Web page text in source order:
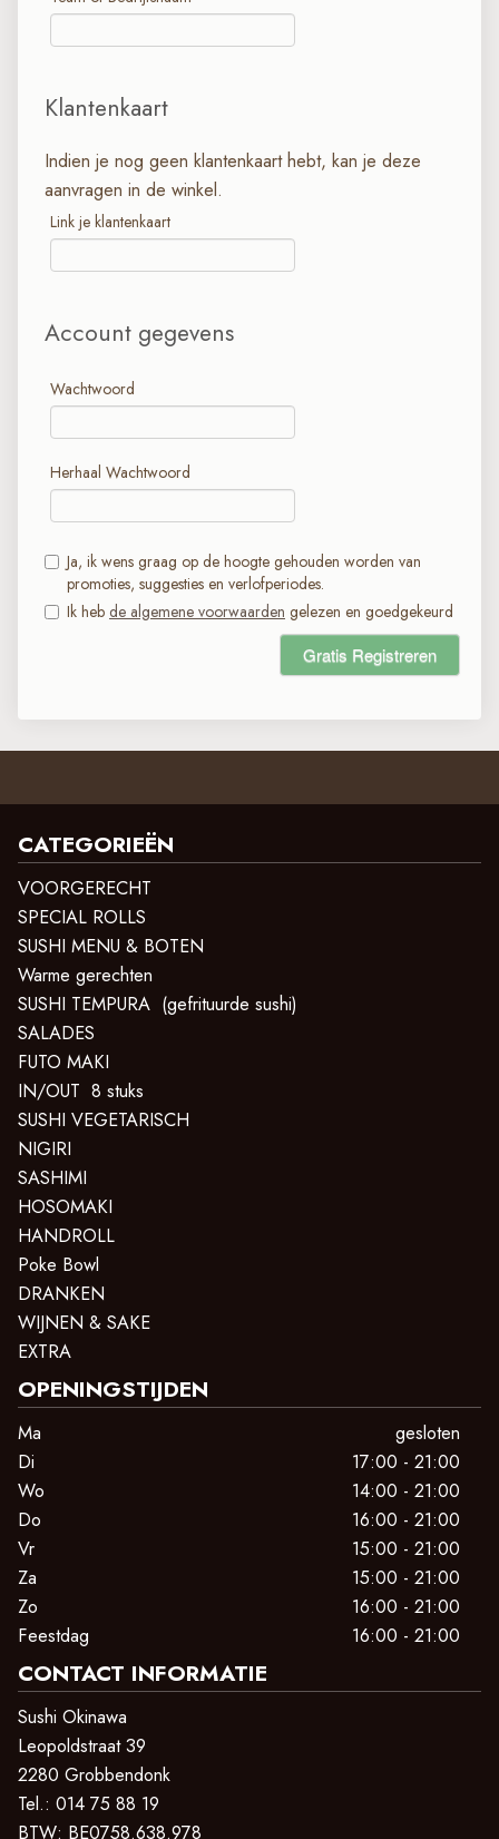
Klantenkaart
Indien je nog geen klantenkaart hebt, kan je deze
aanvragen in de winkel.
Link je klantenkaart
Account gegevens
Wachtwoord
Herhaal Wachtwoord
Ja, ik wens graag op de hoogte gehouden worden van
promoties, suggesties en verlofperiodes.
Ik heb de algemene voorwaarden gelezen en goedgekeurd
Gratis Registreren
CATEGORIEËN
VOORGERECHT
SPECIAL ROLLS
SUSHI MENU & BOTEN
Warme gerechten
SUSHI TEMPURA (gefrituurde sushi)
SALADES
FUTO MAKI
IN/OUT 8 stuks
SUSHI VEGETARISCH
NIGIRI
SASHIMI
HOSOMAKI
HANDROLL
Poke Bowl
DRANKEN
WIJNEN & SAKE
EXTRA
OPENINGSTIJDEN
Ma
gesloten
Di
17:00 - 21:00
Wo
14:00 - 21:00
Do
16:00 - 21:00
Vr
15:00 - 21:00
Za
15:00 - 21:00
Zo
16:00 - 21:00
Feestdag
16:00 - 21:00
CONTACT INFORMATIE
Sushi Okinawa
Leopoldstraat 39
2280 Grobbendonk
Tel.:014 75 88 19
BTW: BE0758.638.978